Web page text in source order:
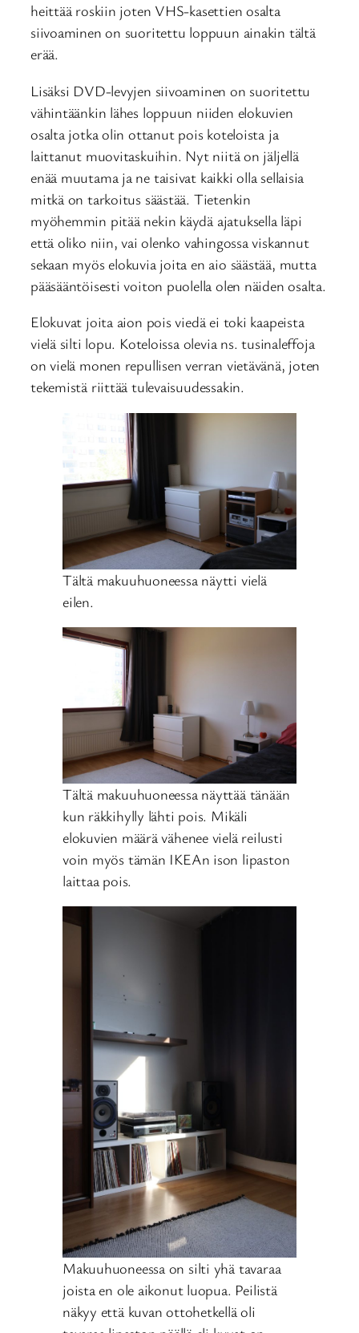
heittää roskiin joten VHS-kasettien osalta
siivoaminen on suoritettu loppuun ainakin tältä
erää.
Lisäksi DVD-levyjen siivoaminen on suoritettu
vähintäänkin lähes loppuun niiden elokuvien
osalta jotka olin ottanut pois koteloista ja
laittanut muovitaskuihin. Nyt niitä on jäljellä
enää muutama ja ne taisivat kaikki olla sellaisia
mitkä on tarkoitus säästää. Tietenkin
myöhemmin pitää nekin käydä ajatuksella läpi
että oliko niin, vai olenko vahingossa viskannut
sekaan myös elokuvia joita en aio säästää, mutta
pääsääntöisesti voiton puolella olen näiden osalta.
Elokuvat joita aion pois viedä ei toki kaapeista
vielä silti lopu. Koteloissa olevia ns. tusinaleffoja
on vielä monen repullisen verran vietävänä, joten
tekemistä riittää tulevaisuudessakin.
Tältä makuuhuoneessa näytti vielä
eilen.
Tältä makuuhuoneessa näyttää tänään
kun räkkihylly lähti pois. Mikäli
elokuvien määrä vähenee vielä reilusti
voin myös tämän IKEAn ison lipaston
laittaa pois.
Makuuhuoneessa on silti yhä tavaraa
joista en ole aikonut luopua. Peilistä
näkyy että kuvan ottohetkellä oli